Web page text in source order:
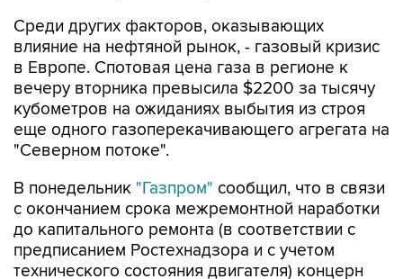
Среди других факторов, оказывающих
влияние на нефтяной рынок, - газовый кризис
в Европе. Спотовая цена газа в регионе к
вечеру вторника превысила $2200 за тысячу
кубометров на ожиданиях выбытия из строя
еще одного газоперекачивающего агрегата на
"Северном потоке".
В понедельник "Газпром" сообщил, что в связи
с окончанием срока межремонтной наработки
до капитального ремонта (в соответствии с
предписанием Ростехнадзора и с учетом
технического состояния двигателя) концерн